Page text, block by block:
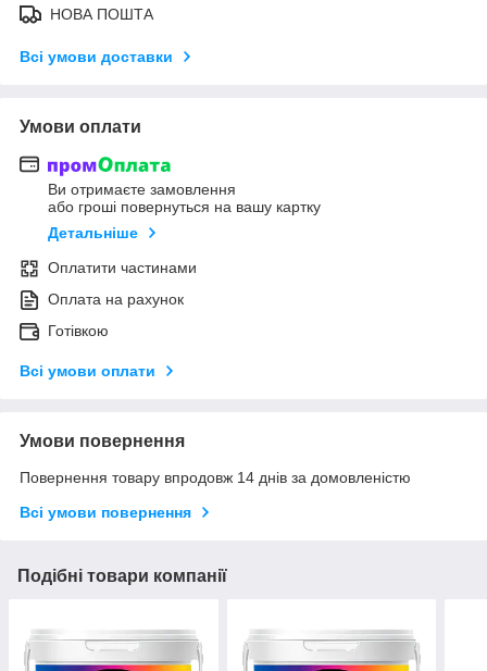
НОВА ПОШТА
Всі умови доставки
Умови оплати
Ви отримаєте замовлення
або гроші повернуться на вашу картку
Детальніше
Оплатити частинами
Оплата на рахунок
Готівкою
Всі умови оплати
Умови повернення
Повернення товару впродовж 14 днів за домовленістю
Всі умови повернення
Подібні товари компанії